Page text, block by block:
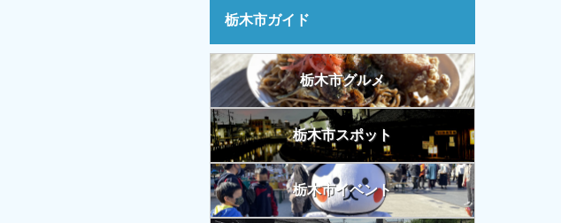
栃木市ガイド
栃木市グルメ
栃木市スポット
栃木市イベント